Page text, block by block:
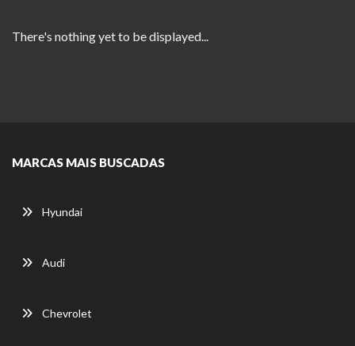
There's nothing yet to be displayed...
MARCAS MAIS BUSCADAS
Hyundai
Audi
Chevrolet